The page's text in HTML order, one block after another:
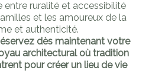
entre ruralité et accessibilité
et les amoureux de la
et authenticité.
dès maintenant votre
architectural où tradition
pour créer un lieu de vie